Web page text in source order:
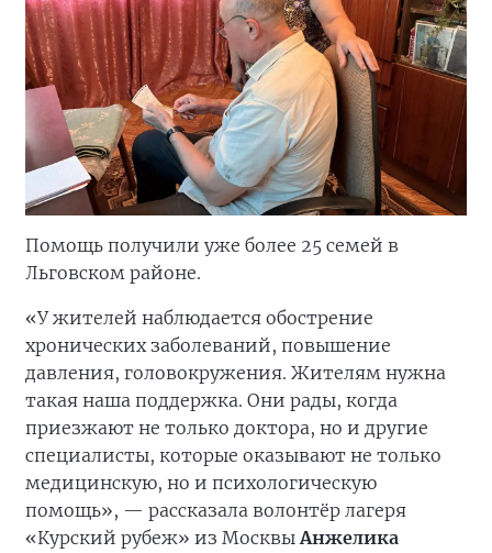
Помощь получили уже более 25 семей в
Льговском районе.
«У жителей наблюдается обострение
хронических заболеваний, повышение
давления, головокружения. Жителям нужна
такая наша поддержка. Они рады, когда
приезжают не только доктора, но и другие
специалисты, которые оказывают не только
медицинскую, но и психологическую
помощь», — рассказала волонтёр лагеря
«Курский рубеж» из МосквыАнжелика